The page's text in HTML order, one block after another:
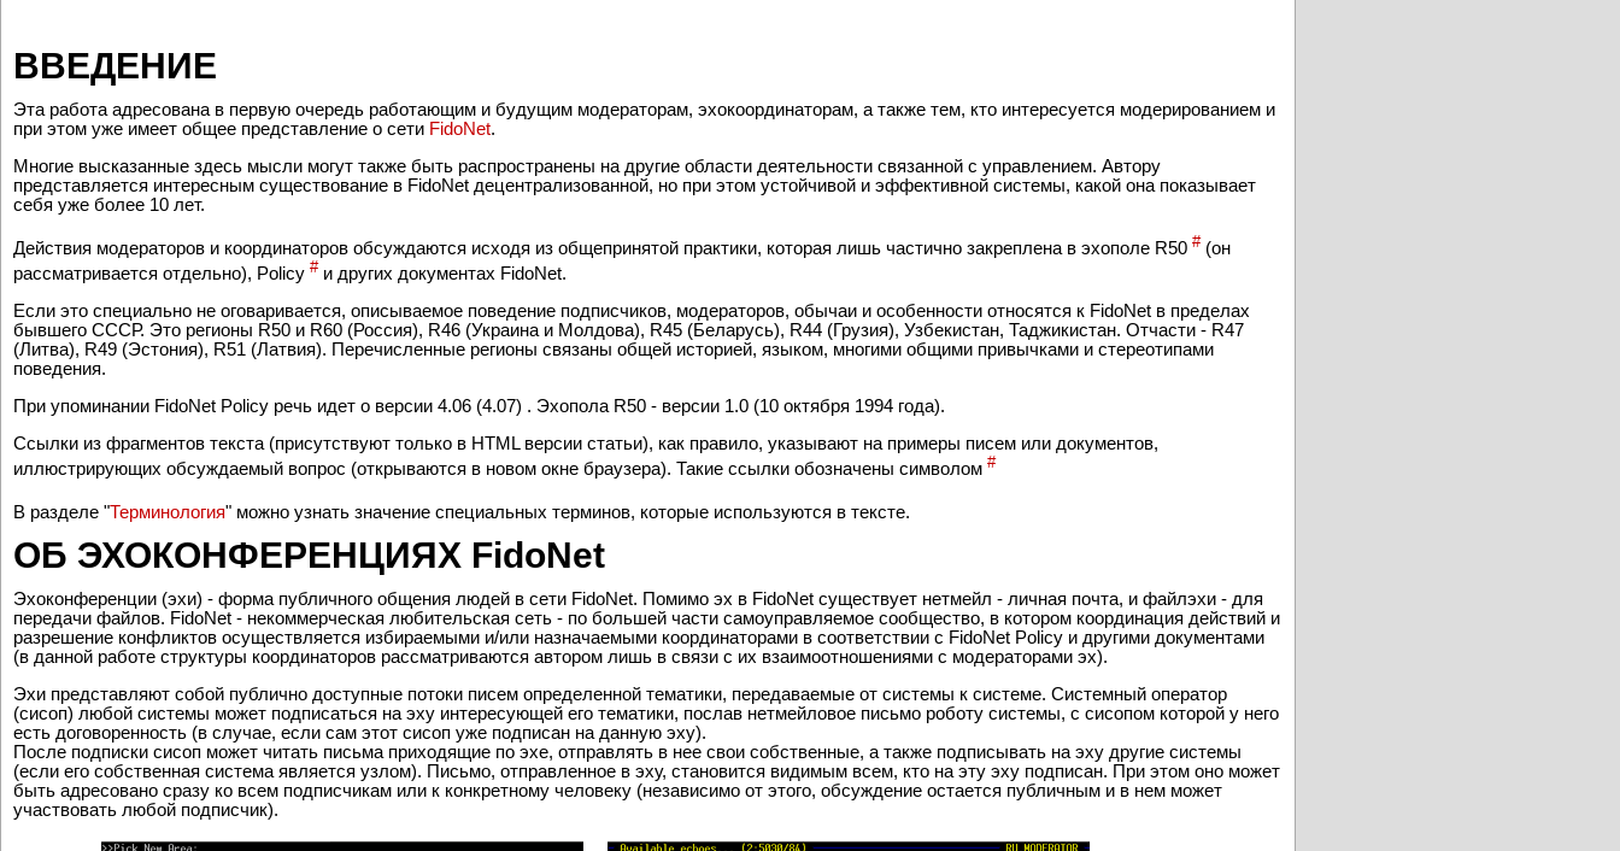
ВВЕДЕНИЕ
Эта работа адресована в первую очередь работающим и будущим модераторам, эхокоординаторам, а также тем, кто интересуется модерированием и
при этом уже имеет общее представление о сети
Многие высказанные здесь мысли могут также быть распространены на другие области деятельности связанной с управлением. Автору
представляется интересным существование в FidoNet децентрализованной, но при этом устойчивой и эффективной системы, какой она показывает
Действия модераторов и координаторов обсуждаются исходя из общепринятой практики, которая лишь частично закреплена в эхополе R50
рассматривается отдельно), Policy
Если это специально не оговаривается, описываемое поведение подписчиков, модераторов, обычаи и особенности относятся к FidoNet в пределах
бывшего СССР. Это регионы R50 и R60 (Россия), R46 (Украина и Молдова), R45 (Беларусь), R44 (Грузия), Узбекистан, Таджикистан. Отчасти - R47
(Литва), R49 (Эстония), R51 (Латвия). Перечисленные регионы связаны общей историей, языком, многими общими привычками и стереотипами
поведения.
При упоминании FidoNet Policy речь идет о версии 4.06 (4.07) . Эхопола R50 - версии 1.0 (10 октября 1994 года).
Ссылки из фрагментов текста (присутствуют только в HTML версии статьи), как правило, указывают на примеры писем или документов,
В разделе " Терминология можно узнать значение специальных терминов, которые используются в тексте.
ОБ ЭХОКОНФЕРЕНЦИЯХ FidoNet
Эхоконференции (эхи) - форма публичного общения людей в сети FidoNet. Помимо эх в FidoNet существует нетмейл - личная почта, и файлэхи - для
передачи файлов. FidoNet - некоммерческая любительская сеть - по большей части самоуправляемое сообщество, в котором координация действий и
разрешение конфликтов осуществляется избираемыми и/или назначаемыми координаторами в соответствии с FidoNet Policy и другими документами
(в данной работе структуры координаторов рассматриваются автором лишь в связи с их взаимоотношениями с модераторами эх).
Эхи представляют собой публично доступные потоки писем определенной тематики, передаваемые от системы к системе. Системный оператор
(сисоп) любой системы может подписаться на эху интересующей его тематики, послав нетмейловое письмо роботу системы, с сисопом которой у него
есть договоренность (в случае, если сам этот сисоп уже подписан на данную эху).
После подписки сисоп может читать письма приходящие по эхе, отправлять в нее свои собственные, а также подписывать на эху другие системы
(если его собственная система является узлом). Письмо, отправленное в эху, становится видимым всем, кто на эту эху подписан. При этом оно может
быть адресовано сразу ко всем подписчикам или к конкретному человеку (независимо от этого, обсуждение остается публичным и в нем может
участвовать любой подписчик).